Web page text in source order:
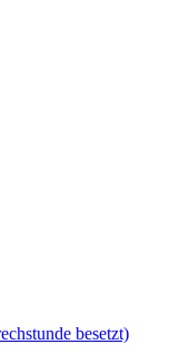
besetzt)